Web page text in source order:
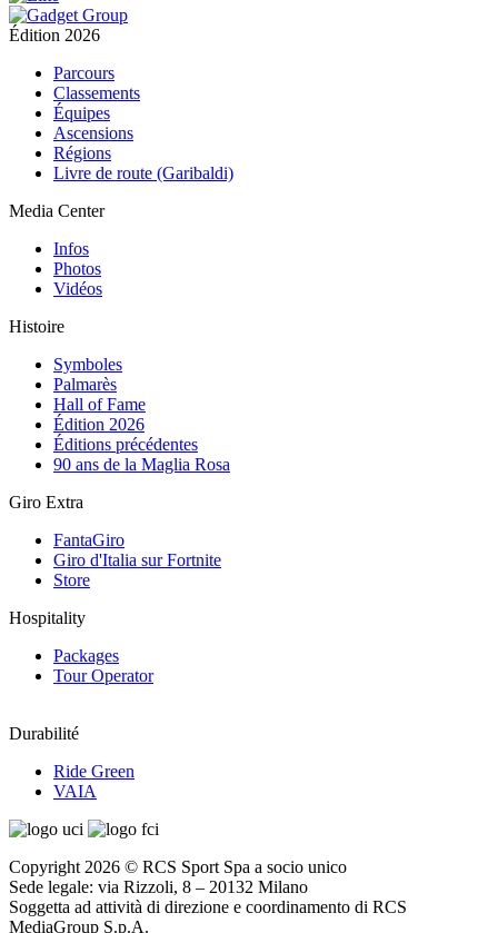
Édition 2026
Parcours
Classements
Équipes
Ascensions
Régions
Livre de route (Garibaldi)
Media Center
Infos
Photos
Vidéos
Histoire
Symboles
Palmarès
Hall of Fame
Édition 2026
Éditions précédentes
90 ans de la Maglia Rosa
Giro Extra
FantaGiro
Giro d'Italia sur Fortnite
Store
Hospitality
Packages
Tour Operator
Durabilité
Ride Green
VAIA
Copyright 2026 © RCS Sport Spa a socio unico
Sede legale: via Rizzoli, 8 – 20132 Milano
Soggetta ad attività di direzione e coordinamento di RCS
MediaGroup S.p.A.